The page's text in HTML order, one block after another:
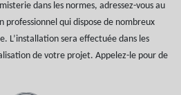
dans les normes, adressez-vous au
professionnel qui dispose de nombreux
L’installation sera effectuée dans les
de votre projet. Appelez-le pour de